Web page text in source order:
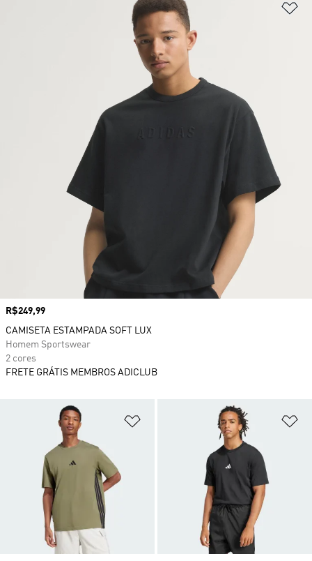
Adicionar à Lista de Desejos
Preço
R$249,99
CAMISETA ESTAMPADA SOFT LUX
Homem Sportswear
2 cores
FRETE GRÁTIS MEMBROS ADICLUB